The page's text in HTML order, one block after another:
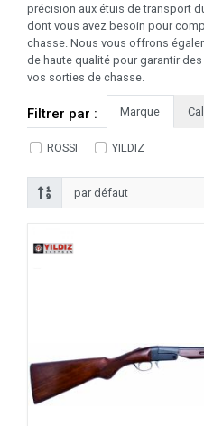
précision aux étuis de transport
dont vous avez besoin pour
chasse. Nous vous offrons
de haute qualité pour garantir
vos sorties de chasse.
Filtrer par : Marque
ROSSI YILDIZ